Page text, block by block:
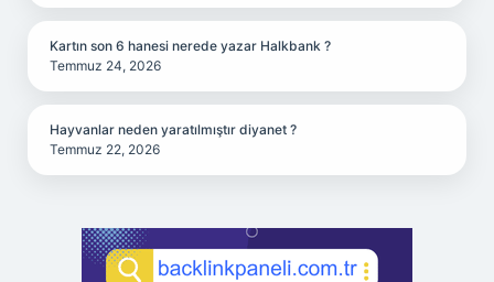
Kartın son 6 hanesi nerede yazar Halkbank ?
Temmuz 24, 2026
Hayvanlar neden yaratılmıştır diyanet ?
Temmuz 22, 2026